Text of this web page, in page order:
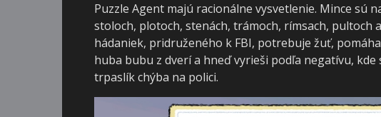
Puzzle Agent majú racionálne vysvetlenie. Mince sú
stoloch, plotoch, stenách, trámoch, rímsach, pultoch
hádaniek, pridruženého k FBI, potrebuje žuť,
huba bubu z dverí a hneď vyrieši podľa negatívu,
trpaslík chýba na polici.